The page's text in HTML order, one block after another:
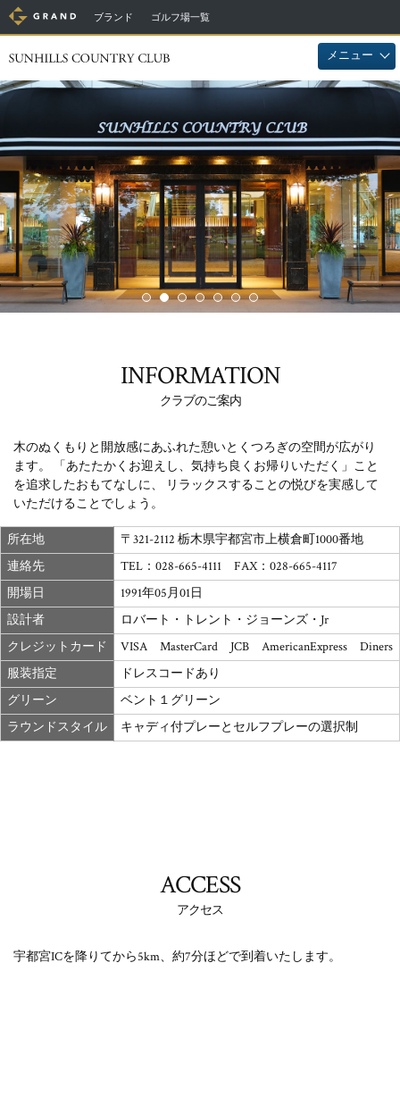
ブランド ゴルフ場一覧
メニュー
INFORMATION
クラブのご案内
木のぬくもりと開放感にあふれた憩いとくつろぎの空間が広がり
ます。
「あたたかくお迎えし、気持ち良くお帰りいただく」こと
を追求したおもてなしに、
リラックスすることの悦びを実感して
いただけることでしょう。
所在地 〒321-2112 栃木県宇都宮市上横倉町1000番地
連絡先
TEL：028-665-4111 FAX：028-665-4117
開場日
1991年05月01日
設計者
ロバート・トレント・ジョーンズ・Jr
クレジットカード
VISA MasterCard JCB AmericanExpress Diners
服装指定
ドレスコードあり
グリーン
ベント１グリーン
ラウンドスタイル
キャディ付プレーと セルフプレーの選択制
ACCESS
アクセス
宇都宮ICを降りてから5km、約7分ほどで到着いたします。